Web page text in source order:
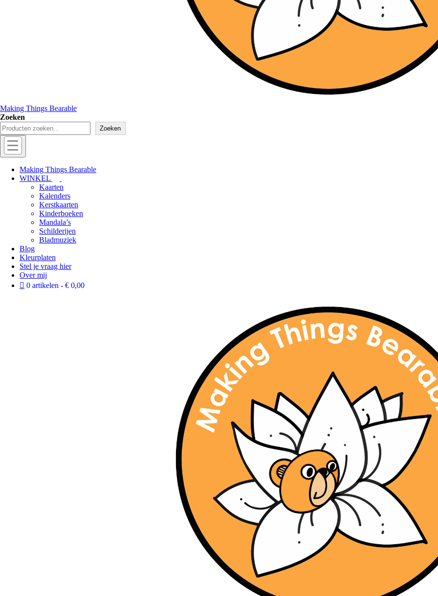
Making Things Bearable
Zoeken
Zoeken
Hoofd
navigatie
Menu
Making Things Bearable
WINKEL
Kaarten
Kalenders
Kerstkaarten
Kinderboeken
Mandala’s
Schilderijen
Bladmuziek
Blog
Kleurplaten
Stel je vraag hier
Over mij
0 artikelen
€ 0,00